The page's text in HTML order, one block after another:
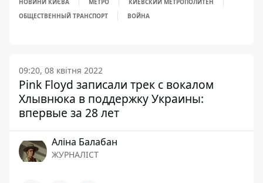
НОВИНИ КИЄВА МЕТРО
КИЕВСКИЙ МЕТРОПОЛИТЕН
ОБЩЕСТВЕННЫЙ ТРАНСПОРТ
ВОЙНА
09:20, 08 квітня 2022
Pink Floyd записали трек с вокалом
Хлывнюка в поддержку Украины:
впервые за 28 лет
Аліна Балабан
ЖУРНАЛІСТ